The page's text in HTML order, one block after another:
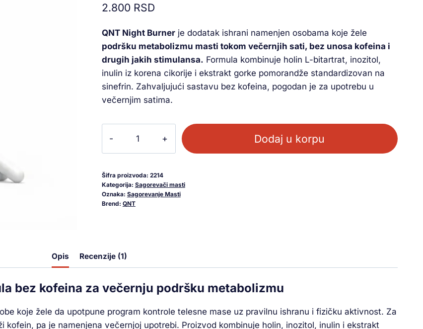
na osnovu
ocene
2.800 RSD
QNT Night Burnerje dodatak ishrani namenjen osobama koje žele
podršku metabolizmu masti tokom večernjih sati, bez unosa kofeina i
drugih jakih stimulansa. Formula kombinuje holin L-bitartrat, inozitol,
inulin iz korena cikorije i ekstrakt gorke pomorandže standardizovan na
sinefrin. Zahvaljujući sastavu bez kofeina, pogodan je za upotrebu u
večernjim satima.
Dodaj u korpu
Šifra proizvoda: 2214
Kategorija: Sagorevači masti
Oznaka: Sagorevanje Masti
Brend: QNT
Opis Recenzije (1)
bez kofeina za večernju podršku metabolizmu
koje žele da upotpune program kontrole telesne mase uz pravilnu ishranu i fizičku aktivnost. Za
pa je namenjena večernjoj upotrebi. Proizvod kombinuje holin, inozitol, inulin i ekstrakt